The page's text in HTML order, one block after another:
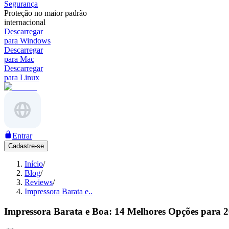
Segurança
Proteção no maior padrão
internacional
Descarregar
para Windows
Descarregar
para Mac
Descarregar
para Linux
Entrar
Cadastre-se
Início/
Blog/
Reviews/
Impressora Barata e..
Impressora Barata e Boa: 14 Melhores Opções para